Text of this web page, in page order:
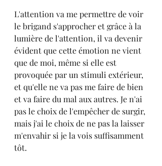
L'attention va me permettre de voir
le brigand s'approcher et grâce à la
lumière de l'attention, il va devenir
évident que cette émotion ne vient
que de moi, même si elle est
provoquée par un stimuli extérieur,
et qu'elle ne va pas me faire de bien
et va faire du mal aux autres. Je n'ai
pas le choix de l'empêcher de surgir,
mais j'ai le choix de ne pas la laisser
m'envahir si je la vois suffisamment
tôt.